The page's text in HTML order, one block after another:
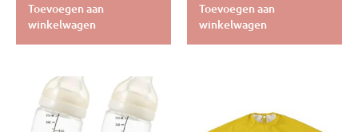
Toevoegen aan
winkelwagen
Toevoegen aan
winkelwagen